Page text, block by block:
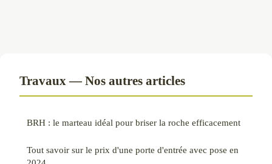
Travaux — Nos autres articles
BRH : le marteau idéal pour briser la roche efficacement
Tout savoir sur le prix d'une porte d'entrée avec pose en